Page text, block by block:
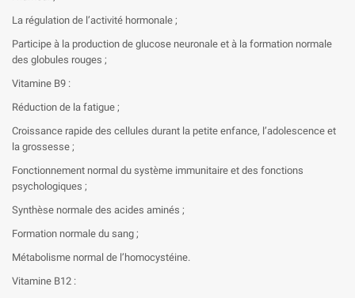
La régulation de l’activité hormonale ;
Participe à la production de glucose neuronale et à la formation normale
des globules rouges ;
Vitamine B9 :
Réduction de la fatigue ;
Croissance rapide des cellules durant la petite enfance, l’adolescence et
la grossesse ;
Fonctionnement normal du système immunitaire et des fonctions
psychologiques ;
Synthèse normale des acides aminés ;
Formation normale du sang ;
Métabolisme normal de l’homocystéine.
Vitamine B12 :